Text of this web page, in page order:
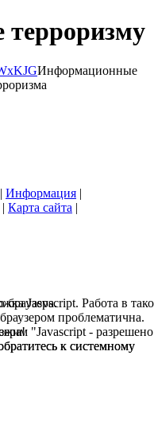
терроризму
Информационные
| Информация |
| Карта сайта |
Jasvscript. Работа в
"Javascript -
к системному
проблематична.
к системному